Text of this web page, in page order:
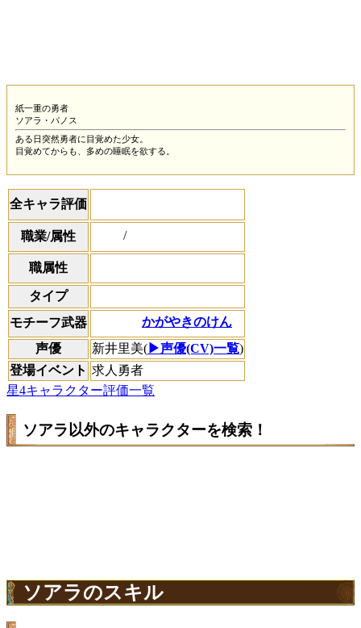
紙一重の勇者
ソアラ・パノス
ある日突然勇者に目覚めた少女。
目覚めてからも、多めの睡眠を欲する。
全キャラ評価
職業/属性 /
職属性
タイプ
モチーフ武器
かがやきのけん
声優
新井里美( ▶声優(CV)一覧)
登場イベント 求人勇者
星4キャラクター評価一覧
ソアラ以外のキャラクターを検索！
ソアラのスキル